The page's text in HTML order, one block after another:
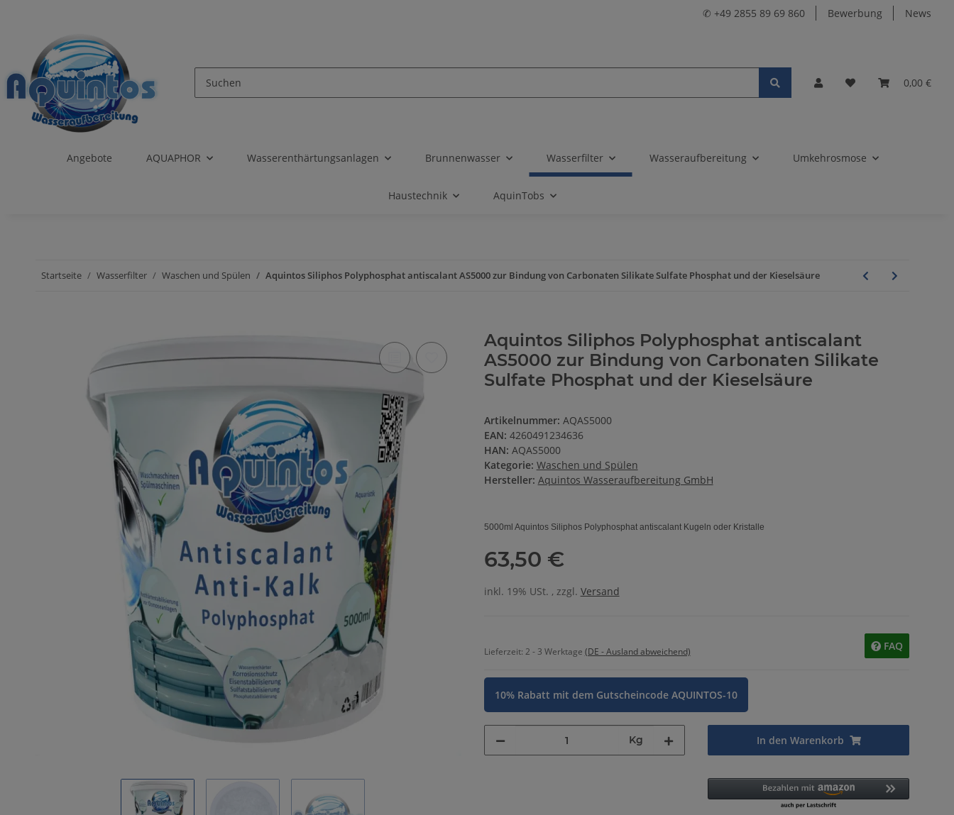
✆ +49 2855 89 69 860 Bewerbung News
0,00 €
Angebote AQUAPHOR Wasserenthärtungsanlagen Brunnenwasser Wasserfilter Wasseraufbereitung Umkehrosmose
Haustechnik AquinTobs
Startseite Wasserfilter Waschen und Spülen Aquintos Siliphos Polyphosphat antiscalant AS5000 zur Bindung von Carbonaten Silikate Sulfate Phosphat und der Kieselsäure
Aquintos Siliphos Polyphosphat antiscalant
AS5000 zur Bindung von Carbonaten Silikate
Sulfate Phosphat und der Kieselsäure
Artikelnummer: AQAS5000
EAN: 4260491234636
HAN: AQAS5000
Kategorie: Waschen und Spülen
Hersteller: Aquintos Wasseraufbereitung GmbH
5000ml Aquintos Siliphos Polyphosphat antiscalant Kugeln oder Kristalle
63,50 €
inkl. 19% USt. , zzgl. Versand
Lieferzeit: 2 - 3 Werktage (DE - Ausland abweichend) FAQ
10% Rabatt mit dem Gutscheincode AQUINTOS-10
Kg In den Warenkorb